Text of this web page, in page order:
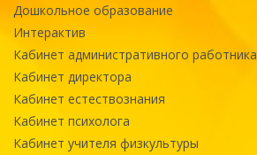
Дошкольное образование
Интерактив
Кабинет административного работника
Кабинет директора
Кабинет естествознания
Кабинет психолога
Кабинет учителя физкультуры